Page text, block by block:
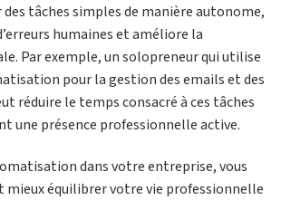
des tâches simples de manière autonome,
humaines et améliore la
Par exemple, un solopreneur qui utilise
pour la gestion des emails et des
réduire le temps consacré à ces tâches
une présence professionnelle active.
dans votre entreprise, vous
mieux équilibrer votre vie professionnelle